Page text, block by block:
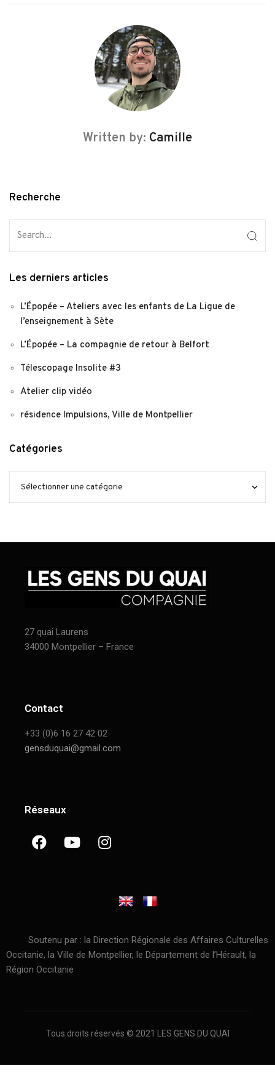
Written by: Camille
Recherche
Les derniers articles
L’Épopée – Ateliers avec les enfants de La Ligue de
l’enseignement à Sète
L’Épopée – La compagnie de retour à Belfort
Télescopage Insolite #3
Atelier clip vidéo
résidence Impulsions, Ville de Montpellier
Catégories
27 quai Laurens
34000 Montpellier – France
Contact
+33 (0)6 16 27 42 02
gensduquai@gmail.com
Réseaux
Soutenu par : la Direction Régionale des Affaires Culturelles
Occitanie, la Ville de Montpellier, le Département de l’Hérault, la
Région Occitanie
Tous droits réservés © 2021 LES GENS DU QUAI